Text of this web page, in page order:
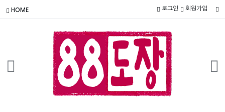
HOME 로그인 회원가입